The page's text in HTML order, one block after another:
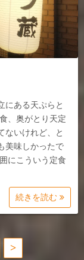
にある天ぷらと
、奥がとり天定
ないけれど、と
美味しかったで
にこういう定食
続きを読む
>